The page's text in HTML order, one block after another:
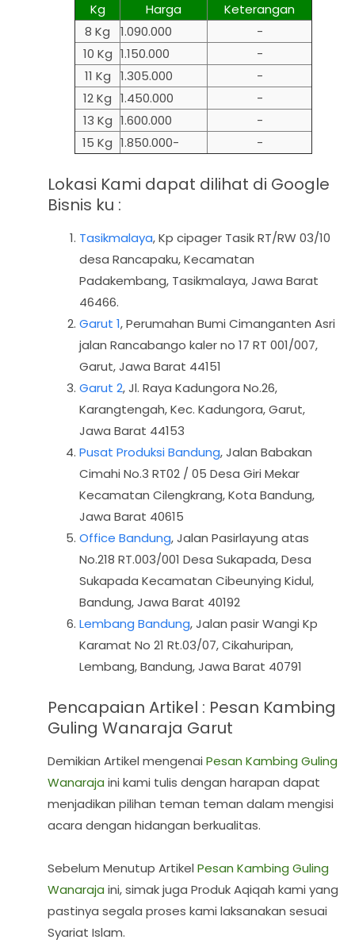
Kg
Harga
Keterangan
8 Kg
1.090.000
-
10 Kg 1.150.000
-
11 Kg
1.305.000
-
12 Kg 1.450.000
-
13 Kg 1.600.000
-
15 Kg 1.850.000- -
Lokasi Kami dapat dilihat di Google
Bisnis ku :
Tasikmalaya,Kp cipager Tasik RT/RW 03/10
desa Rancapaku, Kecamatan
Padakembang, Tasikmalaya, Jawa Barat
46466.
Garut 1, Perumahan Bumi Cimanganten Asri
jalan Rancabango kaler no 17 RT 001/007,
Garut, Jawa Barat 44151
Garut 2, Jl. Raya Kadungora No.26,
Karangtengah, Kec. Kadungora, Garut,
Jawa Barat 44153
Pusat Produksi Bandung, Jalan Babakan
Cimahi No.3 RT02 / 05 Desa Giri Mekar
Kecamatan Cilengkrang, Kota Bandung,
Jawa Barat 40615
Office Bandung, Jalan Pasirlayung atas
No.218 RT.003/001 Desa Sukapada, Desa
Sukapada Kecamatan Cibeunying Kidul,
Bandung, Jawa Barat 40192
Lembang Bandung, Jalan pasir Wangi Kp
Karamat No 21 Rt.03/07, Cikahuripan,
Lembang, Bandung, Jawa Barat 40791
Pencapaian Artikel : Pesan Kambing
Guling Wanaraja Garut
Demikian Artikel mengenai Pesan Kambing Guling
Wanaraja ini kami tulis dengan harapan dapat
menjadikan pilihan teman teman dalam mengisi
acara dengan hidangan berkualitas.
Sebelum Menutup Artikel Pesan Kambing Guling
Wanaraja ini, simak juga Produk Aqiqah kami yang
pastinya segala proses kami laksanakan sesuai
Syariat Islam.